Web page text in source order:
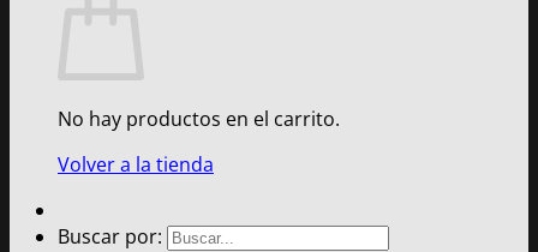
No hay productos en el carrito.
Volver a la tienda
Buscar por: